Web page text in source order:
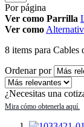
Por página
Ver como Parrilla
Ver como
8 items para Cables
Ordenar por
¿Necesitas una